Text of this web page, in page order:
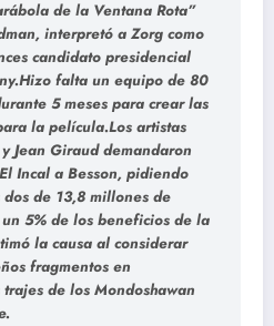
de la Ventana Rota”
interpretó a Zorg como
candidato presidencial
falta un equipo de 80
5 meses para crear las
la película.Los artistas
Jean Giraud demandaron
Incal a Besson, pidiendo
de 13,8 millones de
5% de los beneficios de la
la causa al considerar
fragmentos en
de los Mondoshawan